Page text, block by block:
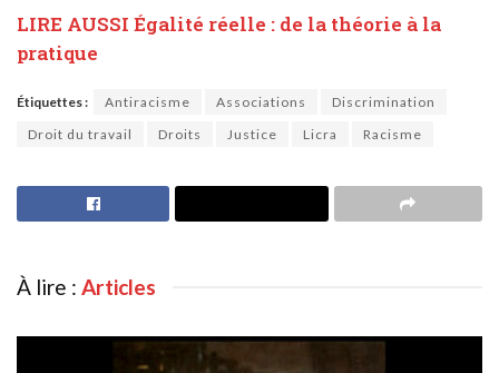
LIRE AUSSI Égalité réelle : de la théorie à la
pratique
Étiquettes : Antiracisme Associations
Discrimination
Droit du travail
Droits Justice Licra Racisme
À lire : Articles